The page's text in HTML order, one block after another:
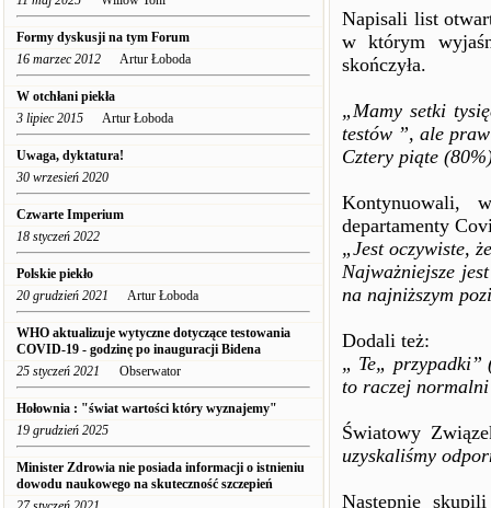
Formy dyskusji na tym Forum
16 marzec 2012 Artur Łoboda
W otchłani piekła
3 lipiec 2015 Artur Łoboda
Uwaga, dyktatura!
30 wrzesień 2020
Czwarte Imperium
18 styczeń 2022
Polskie piekło
20 grudzień 2021 Artur Łoboda
WHO aktualizuje wytyczne dotyczące testowania
COVID-19 - godzinę po inauguracji Bidena
25 styczeń 2021 Obserwator
Hołownia : "świat wartości który wyznajemy"
19 grudzień 2025
Minister Zdrowia nie posiada informacji o istnieniu
dowodu naukowego na skuteczność szczepień
Napisali list
w którym
skończyła.
„Mamy setki
testów ”, ale
Cztery piąte
Kontynuowali,
departamenty
„Jest oczywiste,
Najważniejsze
na najniższym
Dodali też:
„ Te„ przypadki”
to raczej
Światowy
uzyskaliśmy
Następnie